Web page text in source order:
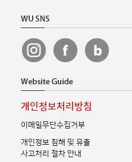
개인정보처리방침
이메일무단수집거부
개인정보 침해 및 유출
사고처리 절차 안내